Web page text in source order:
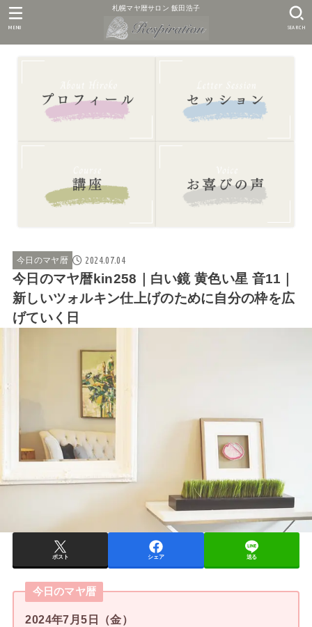
札幌マヤ暦サロン 飯田浩子
SEARCH
MENU
今日のマヤ暦 2024.07.04
今日のマヤ暦kin258｜白い鏡 黄色い星 音11｜
新しいツォルキン仕上げのために自分の枠を広
げていく日
ポスト シェア 送る
今日のマヤ暦
2024年7月5日（金）